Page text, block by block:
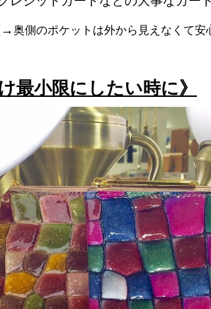
奥側のポケットは外から見えなくて
最小限にしたい時に》